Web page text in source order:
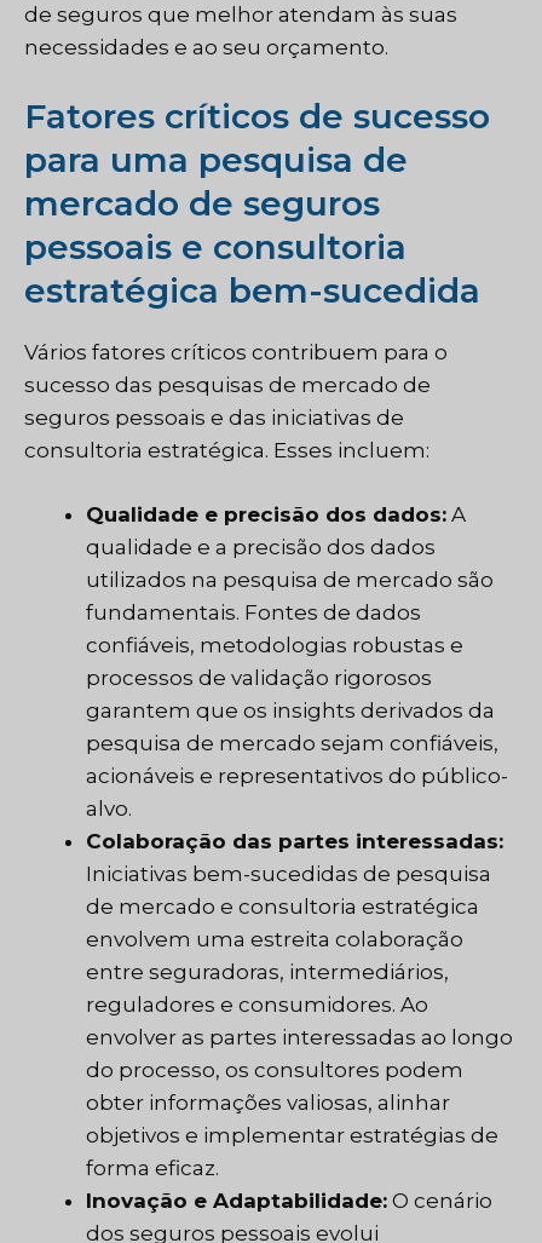
de seguros que melhor atendam às suas
necessidades e ao seu orçamento.
Fatores críticos de sucesso
para uma pesquisa de
mercado de seguros
pessoais e consultoria
estratégica bem-sucedida
Vários fatores críticos contribuem para o
sucesso das pesquisas de mercado de
seguros pessoais e das iniciativas de
consultoria estratégica. Esses incluem:
Qualidade e precisão dos dados: A
qualidade e a precisão dos dados
utilizados na pesquisa de mercado são
fundamentais. Fontes de dados
confiáveis, metodologias robustas e
processos de validação rigorosos
garantem que os insights derivados da
pesquisa de mercado sejam confiáveis,
acionáveis e representativos do público-
alvo.
Colaboração das partes interessadas:
Iniciativas bem-sucedidas de pesquisa
de mercado e consultoria estratégica
envolvem uma estreita colaboração
entre seguradoras, intermediários,
reguladores e consumidores. Ao
envolver as partes interessadas ao longo
do processo, os consultores podem
obter informações valiosas, alinhar
objetivos e implementar estratégias de
forma eficaz.
Inovação e Adaptabilidade: O cenário
dos seguros pessoais evolui